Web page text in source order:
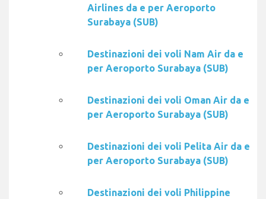
Airlines da e per Aeroporto
Surabaya (SUB)
Destinazioni dei voli Nam Air da e
per Aeroporto Surabaya (SUB)
Destinazioni dei voli Oman Air da e
per Aeroporto Surabaya (SUB)
Destinazioni dei voli Pelita Air da e
per Aeroporto Surabaya (SUB)
Destinazioni dei voli Philippine